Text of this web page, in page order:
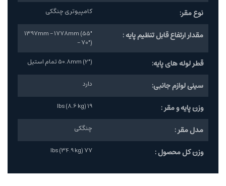
نوع مقر: کامپیوتری چنگکی
مقدار ارتفاع قابل تنظیم پایه :
1397mm - 1778mm (55"
- 70")
قطر لوله های پایه: 50.8mm (2") تمام استیل
سینی لوازم جانبی: دارد
وزن پایه و مقر : 19 lbs (8.6 kg)
مدل مقر : چنگکی
وزن کل محصول : 77 lbs (34.9 kg)